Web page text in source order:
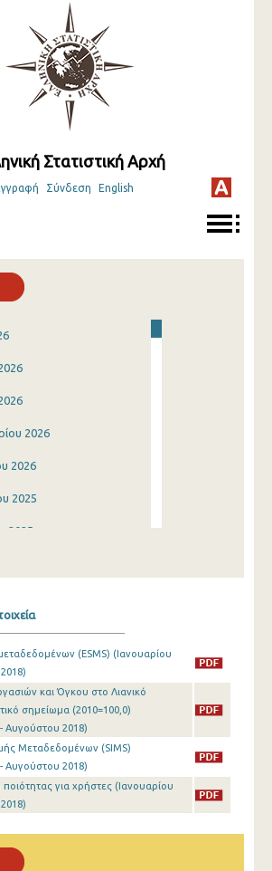
Στατιστική Αρχή
Σύνδεση English
2026
2026
2025
2025
2025
(ESMS) (Ιανουαρίου
και Όγκου στο Λιανικό
σημείωμα (2010=100,0)
Αυγούστου 2018)
Μεταδεδομένων (SIMS)
Αυγούστου 2018)
για χρήστες (Ιανουαρίου